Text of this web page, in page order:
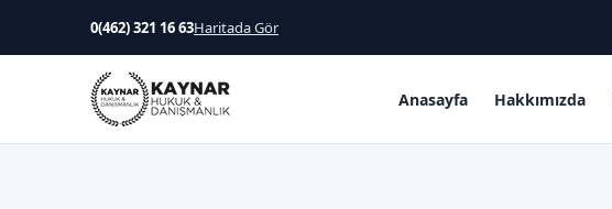
0(462) 321 16 63Haritada Gör
Anasayfa Hakkımızda